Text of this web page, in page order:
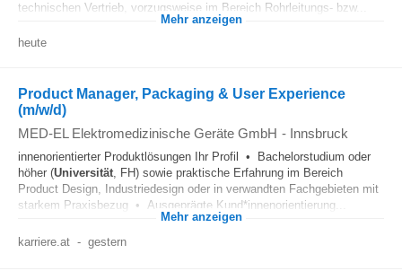
technischen Vertrieb, vorzugsweise im Bereich Rohrleitungs- bzw...
Mehr anzeigen
heute
Product Manager, Packaging & User Experience
(m/w/d)
MED-EL Elektromedizinische Geräte GmbH - Innsbruck
innenorientierter Produktlösungen Ihr Profil • Bachelorstudium oder
höher (Universität, FH) sowie praktische Erfahrung im Bereich
Product Design, Industriedesign oder in verwandten Fachgebieten mit
starkem Praxisbezug • Ausgeprägte Kund*innenorientierung...
Mehr anzeigen
karriere.at - gestern